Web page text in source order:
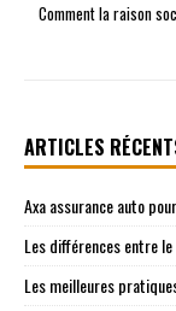
Comment la raison
ARTICLES
Axa assurance auto
Les différences entre
Les meilleures